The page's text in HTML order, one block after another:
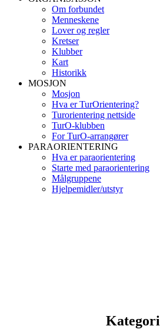
Om forbundet
Menneskene
Lover og regler
Kretser
Klubber
Kart
Historikk
MOSJON
Mosjon
Hva er TurOrientering?
Turorientering nettside
TurO-klubben
For TurO-arrangører
PARAORIENTERING
Hva er paraorientering
Starte med paraorientering
Målgruppene
Hjelpemidler/utstyr
Kategori